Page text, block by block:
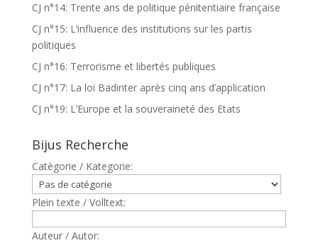
CJ n°14: Trente ans de politique pénitentiaire française
CJ n°15: L’influence des institutions sur les partis
politiques
CJ n°16: Terrorisme et libertés publiques
CJ n°17: La loi Badinter après cinq ans d’application
CJ n°19: L’Europe et la souveraineté des Etats
Bijus Recherche
Catègorie / Kategorie:
Plein texte / Volltext:
Auteur / Autor: